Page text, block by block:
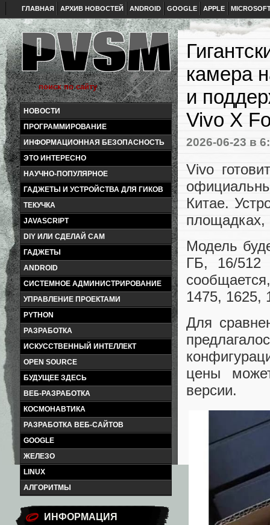
ГЛАВНАЯ АРХИВ НОВОСТЕЙ ANDROID GOOGLE APPLE
НОВОСТИ
ПРОГРАММИРОВАНИЕ
ИНФОРМАЦИОННАЯ БЕЗОПАСНОСТЬ
ЭТО ИНТЕРЕСНО
НАУЧНО-ПОПУЛЯРНОЕ
ГАДЖЕТЫ И УСТРОЙСТВА ДЛЯ ГИКОВ
ТЕКУЧКА
JAVASCRIPT
DIY ИЛИ СДЕЛАЙ САМ
ГАДЖЕТЫ
ANDROID
СИСТЕМНОЕ АДМИНИСТРИРОВАНИЕ
УПРАВЛЕНИЕ ПРОЕКТАМИ
PYTHON
РАЗРАБОТКА
ИСКУССТВЕННЫЙ ИНТЕЛЛЕКТ
OPEN SOURCE
БУДУЩЕЕ ЗДЕСЬ
ВЕБ-РАЗРАБОТКА
КОСМОНАВТИКА
РАЗРАБОТКА ВЕБ-САЙТОВ
GOOGLE
ЖЕЛЕЗО
LINUX
АЛГОРИТМЫ
ИНФОРМАЦИЯ
камера
и
Vivo X
2026-06-23 в
Vivo
Китае.
площадках,
Модель
ГБ, 16/
1475, 1625,
Для
цены
версии.